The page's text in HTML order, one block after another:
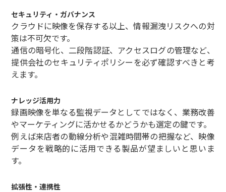
セキュリティ・ガバナンス
クラウドに映像を保存する以上、情報漏洩リスクへの対
策は不可欠です。
通信の暗号化、二段階認証、アクセスログの管理など、
提供会社のセキュリティポリシーを必ず確認すべきと考
えます。
ナレッジ活用力
録画映像を単なる監視データとしてではなく、業務改善
やマーケティングに活かせるかどうかも選定の鍵です。
例えば来店者の動線分析や混雑時間帯の把握など、映像
データを戦略的に活用できる製品が望ましいと思いま
す。
拡張性・連携性